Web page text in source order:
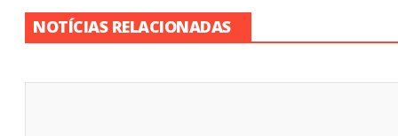
NOTÍCIAS RELACIONADAS